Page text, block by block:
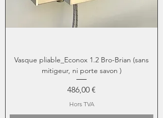
Vasque pliable_Econox 1.2 Bro-Brian (sans
mitigeur, ni porte savon )
Prix
486,00 €
Hors TVA